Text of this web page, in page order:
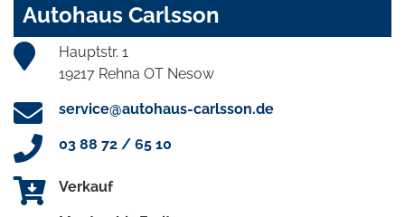
Autohaus Carlsson
Hauptstr. 1
19217 Rehna OT Nesow
service@autohaus-carlsson.de
03 88 72 / 65 10
Verkauf